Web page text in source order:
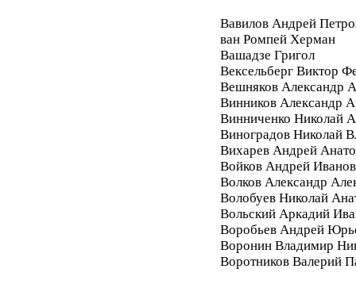
Вавилов Андрей
ван Ромпей Херман
Вашадзе Григол
Вексельберг Виктор
Вешняков Александр
Винников Александр
Винниченко Николай
Виноградов Николай
Вихарев Андрей
Войков Андрей
Волков Александр
Волобуев Николай
Вольский Аркадий
Воробьев Андрей
Воронин Владимир
Воротников Валерий